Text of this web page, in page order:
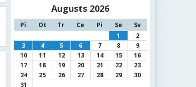
Augusts 2026
Pi Ot Tr Ce Pi Se
Sv
1
2
3
4 5 6 7 8
9
10
11 12 13 14 15
16
17
18 19 20 21 22
23
24
25 26 27 28 29
30
31